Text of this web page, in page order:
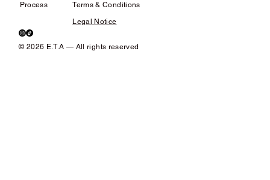
Process
Terms & Conditions
Legal Notice
© 2026 E.T.A — All rights reserved